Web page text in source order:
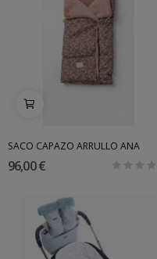
SACO CAPAZO ARRULLO ANA
96,00 €